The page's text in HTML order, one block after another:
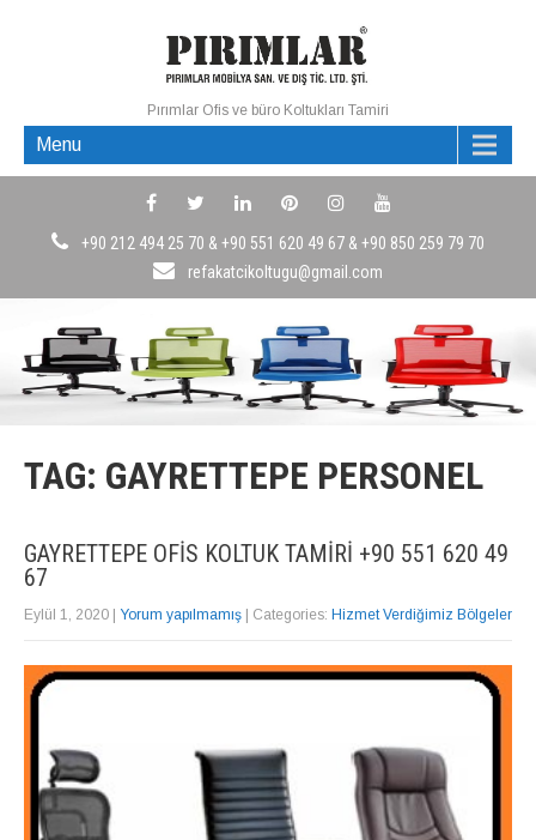
Pırımlar Ofis ve büro Koltukları Tamiri
Menu
+90 212 494 25 70 & +90 551 620 49 67 & +90 850 259 79 70
refakatcikoltugu@gmail.com
TAG: GAYRETTEPE PERSONEL
GAYRETTEPE OFIS KOLTUK TAMIRI +90 551 620 49
67
Eylül 1, 2020 | Yorum yapılmamış | Categories: Hizmet Verdiğimiz Bölgeler